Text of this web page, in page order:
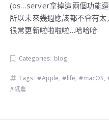
(os…server拿掉這兩個功能
所以未來幾週應該都不會有
很常更新啦啦啦啦…哈哈哈
Categories: blog
Tags: Apple, life, macOS,
碼農